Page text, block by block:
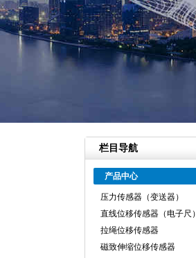
栏目导航
产品中心
压力传感器（变送器）
直线位移传感器（电子尺）
拉绳位移传感器
磁致伸缩位移传感器